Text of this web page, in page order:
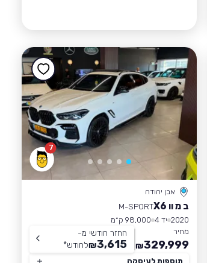
7
אבן יהודה
ב מ וו X6
M-SPORT
2020 יד 4
98,000 ק״מ
מחיר
329,999
₪
החזר חודשי מ-
3,615
₪לחודש*
תוספות לעיסקה